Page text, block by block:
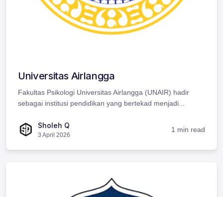
Universitas Airlangga
Fakultas Psikologi Universitas Airlangga (UNAIR) hadir
sebagai institusi pendidikan yang bertekad menjadi...
Sholeh Q
3 April 2026
1 min read